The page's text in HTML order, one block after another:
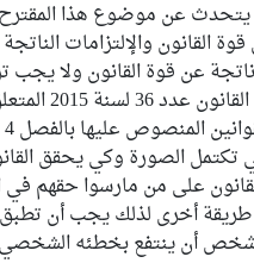
يتحدث عن موضوع هذا
قوة القانون والإلتزامات
عن قوة القانون ولا يجب
أقترح
عليها بالفصل 4 من هذا المقترح
الصورة وكي يحقق
على من مارسوا حقهم
طريقة أخرى لذلك يجب أن
شخص أن ينتفع بخطئه الشخصي